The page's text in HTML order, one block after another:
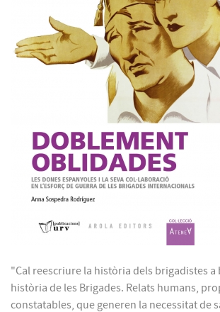
"Cal reescriure la història dels brigadistes a
història de les Brigades. Relats humans,
constatables, que generen la necessitat de